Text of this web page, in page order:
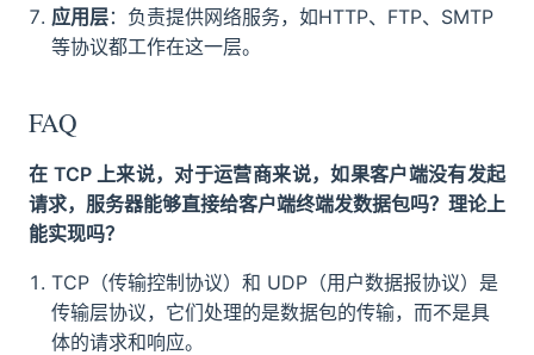
应用层：负责提供网络服务，如HTTP、FTP、SMTP
等协议都工作在这一层。
FAQ
在 TCP 上来说，对于运营商来说，如果客户端没有发起
请求，服务器能够直接给客户端终端发数据包吗？理论上
能实现吗？
TCP（传输控制协议）和 UDP（用户数据报协议）是
传输层协议，它们处理的是数据包的传输，而不是具
体的请求和响应。